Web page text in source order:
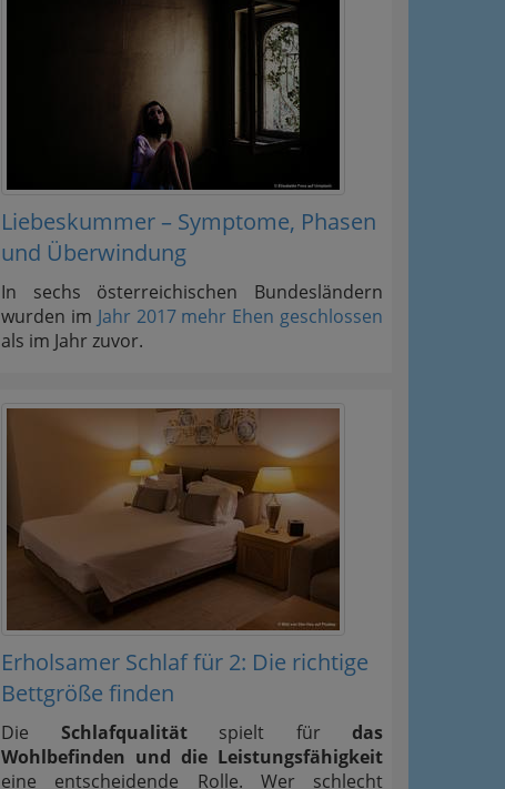
Liebeskummer – Symptome, Phasen
und Überwindung
In sechs österreichischen Bundesländern
wurden im Jahr 2017 mehr Ehen geschlossen
als im Jahr zuvor.
Erholsamer Schlaf für 2: Die richtige
Bettgröße finden
Die Schlafqualitätspielt für das
Wohlbefinden und die Leistungsfähigkeit
eine entscheidende Rolle. Wer schlecht